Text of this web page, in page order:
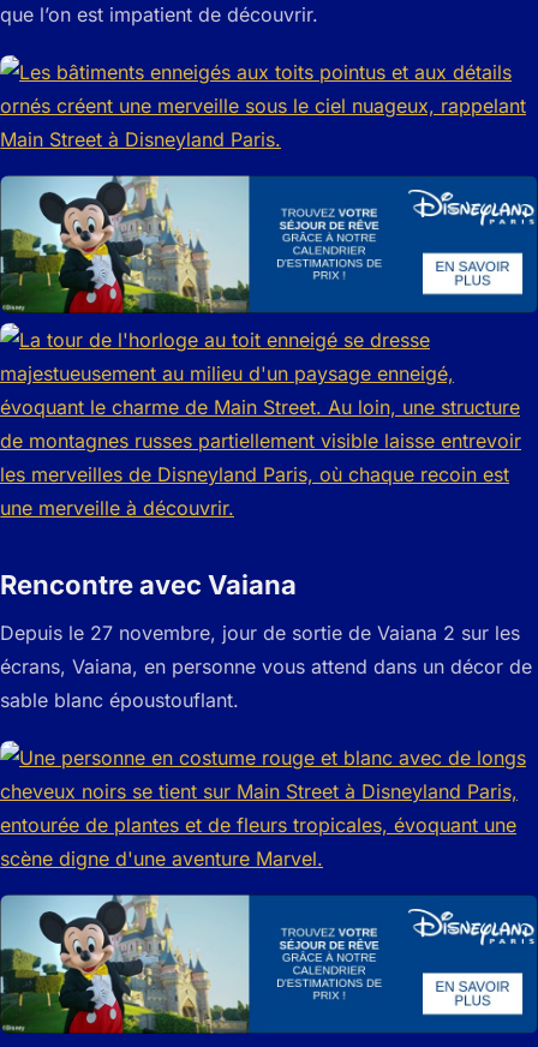
que l’on est impatient de découvrir.
Rencontre avec Vaiana
Depuis le 27 novembre, jour de sortie de Vaiana 2 sur les
écrans, Vaiana, en personne vous attend dans un décor de
sable blanc époustouflant.